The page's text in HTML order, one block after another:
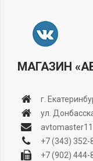
МАГАЗИН
г.
ул.
+7 (343) 352-
+7 (902) 444-